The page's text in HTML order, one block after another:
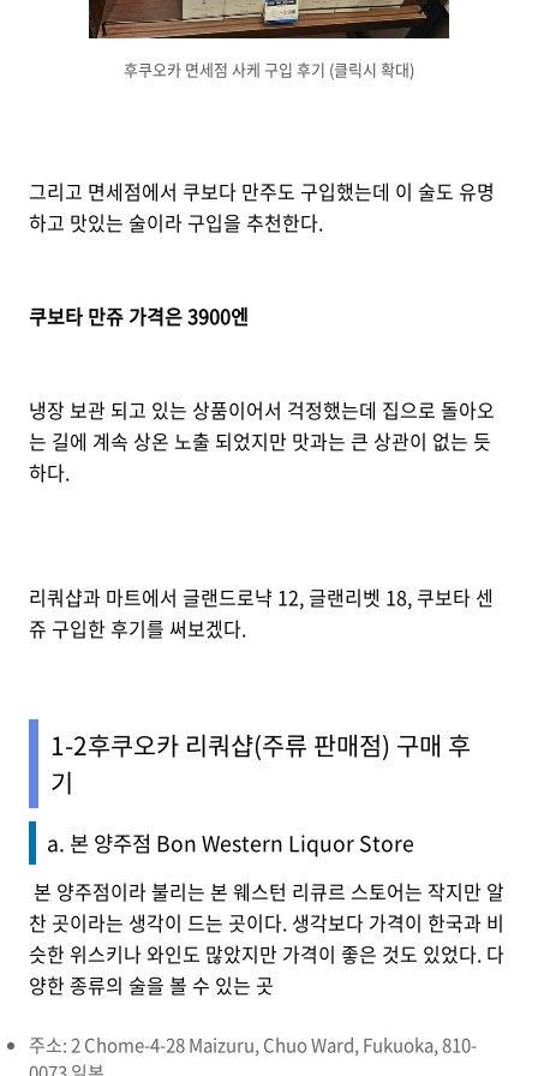
후쿠오카 면세점 사케 구입 후기 (클릭시 확대)
그리고 면세점에서 쿠보다 만주도 구입했는데 이 술도 유명
하고 맛있는 술이라 구입을 추천한다.
쿠보타 만쥬 가격은 3900엔
냉장 보관 되고 있는 상품이어서 걱정했는데 집으로 돌아오
는 길에 계속 상온 노출 되었지만 맛과는 큰 상관이 없는 듯
하다.
리쿼샵과 마트에서 글랜드로냑 12, 글랜리벳 18, 쿠보타 센
쥬 구입한 후기를 써보겠다.
1-2후쿠오카 리쿼샵(주류 판매점) 구매 후
기
a. 본 양주점 Bon Western Liquor Store
본 양주점이라 불리는 본 웨스턴 리큐르 스토어는 작지만 알
찬 곳이라는 생각이 드는 곳이다. 생각보다 가격이 한국과 비
슷한 위스키나 와인도 많았지만 가격이 좋은 것도 있었다. 다
양한 종류의 술을 볼 수 있는 곳
주소: 2 Chome-4-28 Maizuru, Chuo Ward, Fukuoka, 810-